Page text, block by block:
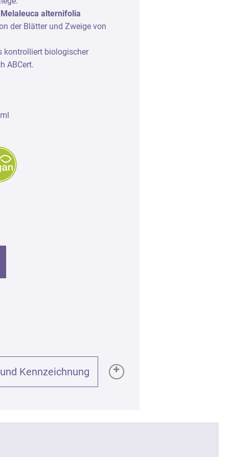
Zubehör
Leerflaschen und Verschlüsse
Aufbewahrung
alternifolia
der Blätter und Zweige von
kontrolliert biologischer
ABCert.
Kennzeichnung
alternifolia), 20ml